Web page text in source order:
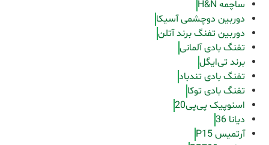
ساچمه H&N
دوربین دوچشمی آسیکا
دوربین تفنگ برند آتلن
تفنگ بادی آلمانی
برند تی‌ایگل
تفنگ بادی تندباد
تفنگ بادی توکا
اسنوپیک پی‌پی20
دیانا 36
آرتمیس P15